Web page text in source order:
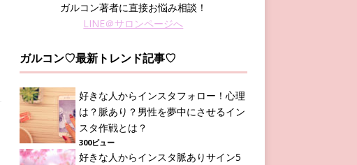
ガルコン著者に直接お悩み相談！
LINE＠サロンページへ
ガルコン♡最新トレンド記事♡
好きな人からインスタフォロー！心理
は？脈あり？男性を夢中にさせるイン
スタ作戦とは？
300ビュー
好きな人からインスタ脈ありサイン5